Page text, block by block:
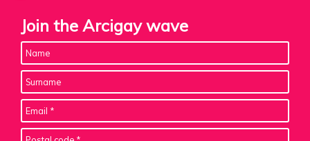
Join the Arcigay wave